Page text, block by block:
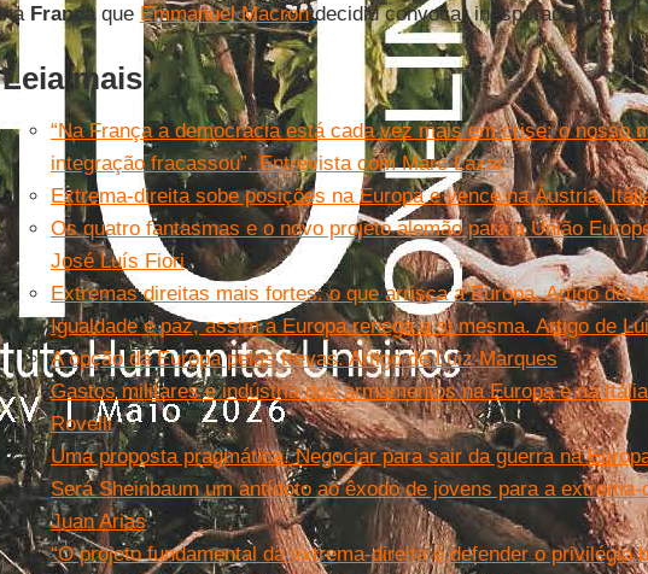
na Françaque Emmanuel Macrondecidiu convocar inesperadamente”.
Leia mais
“Na França a democracia está cada vez mais em crise: o nosso
integração fracassou”. Entrevista com Marc Lazar
Extrema-direita sobe posições na Europa e vence na Áustria,
Os quatro fantasmas e o novo projeto alemão para a União
José Luís Fiori
Extremas direitas mais fortes: o que arrisca a Europa. Artigo de
Igualdade e paz, assim a Europa renega a si mesma. Artigo de
A opção da Europa pelas trevas. Artigo de Luiz Marques
Gastos militares e indústria dos armamentos na Europa e na
Rovelli
Uma proposta pragmática. Negociar para sair da guerra na
Será Sheinbaum um antídoto ao êxodo de jovens para a
Juan Arias
“O projeto fundamental da extrema-direita é defender o privilégio